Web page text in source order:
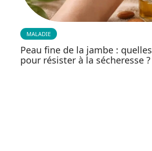
MALADIE
Peau fine de la jambe :
pour résister à la sécheresse ?